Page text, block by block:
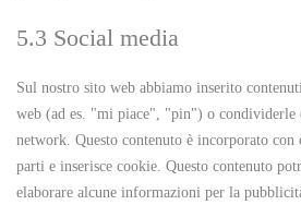
5.3 Social media
Sul nostro sito web abbiamo inserito
web (ad es. "mi piace", "pin") o condividerle
network. Questo contenuto è incorporato con
parti e inserisce cookie. Questo contenuto
elaborare alcune informazioni per la